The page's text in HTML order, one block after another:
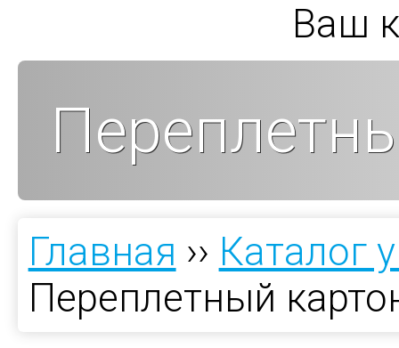
Ваш
Главная ›› Каталог
Переплетный